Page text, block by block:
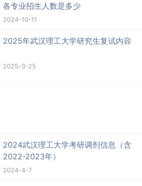
各专业招生人数是多少
2024-10-11
2025年武汉理工大学研究生复试内容
2025-3-25
2024武汉理工大学考研调剂信息（含
2022-2023年）
2024-4-7